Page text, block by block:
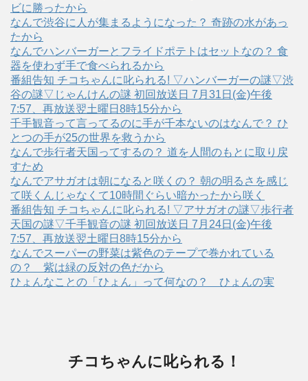
ビに勝ったから
なんで渋谷に人が集まるようになった？ 奇跡の水があっ
たから
なんでハンバーガーとフライドポテトはセットなの？ 食
器を使わず手で食べられるから
番組告知 チコちゃんに叱られる! ▽ハンバーガーの謎▽渋
谷の謎▽じゃんけんの謎 初回放送日 7月31日(金)午後
7:57、再放送翌土曜日8時15分から
千手観音って言ってるのに手が千本ないのはなんで？ ひ
とつの手が25の世界を救うから
なんで歩行者天国ってするの？ 道を人間のもとに取り戻
すため
なんでアサガオは朝になると咲くの？ 朝の明るさを感じ
て咲くんじゃなくて10時間ぐらい暗かったから咲く
番組告知 チコちゃんに叱られる! ▽アサガオの謎▽歩行者
天国の謎▽千手観音の謎 初回放送日 7月24日(金)午後
7:57、再放送翌土曜日8時15分から
なんでスーパーの野菜は紫色のテープで巻かれている
の？ 紫は緑の反対の色だから
ひょんなことの「ひょん」って何なの？ ひょんの実
チコちゃんに叱られる！